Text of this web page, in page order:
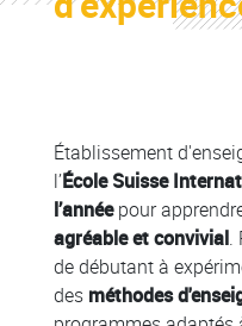
Colonne
Établissement
l’École Suisse
l’annéepour
agréable et convivial.
de débutant à
des méthodes